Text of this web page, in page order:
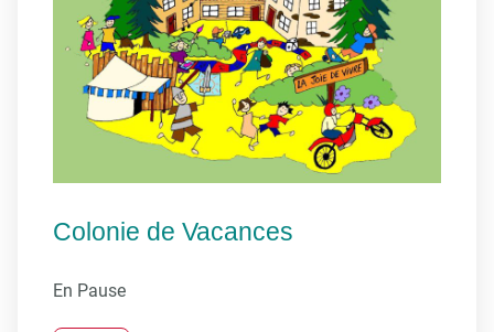
Colonie de Vacances
En Pause